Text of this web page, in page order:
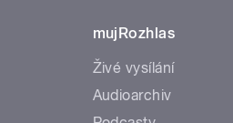
mujRozhlas
Živé vysílání
Audioarchiv